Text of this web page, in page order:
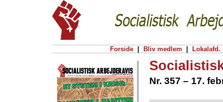
Forside Bliv medlem Lokalafd.
Nr. 357 – 17.